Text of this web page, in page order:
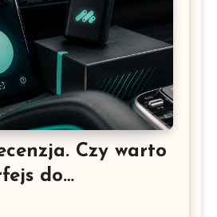
Czy warto
do
Test, opinia i